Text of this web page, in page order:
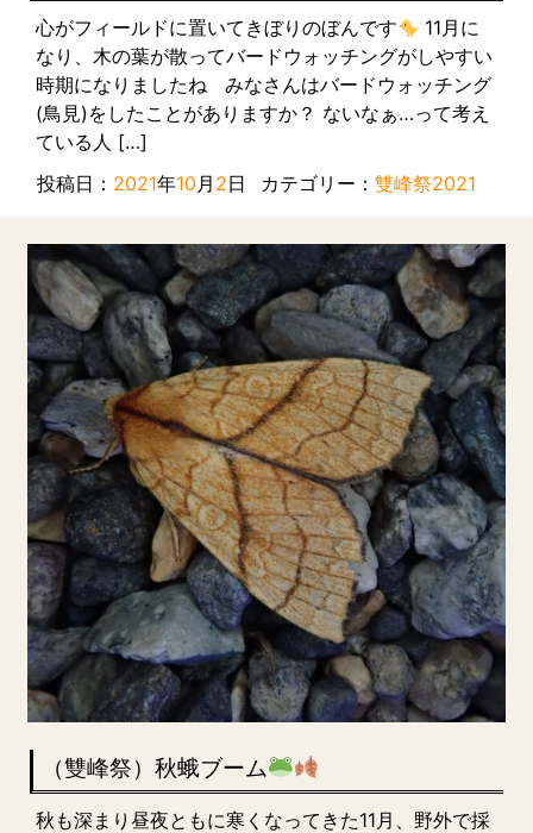
心がフィールドに置いてきぼりのぼんです
11月に
なり、木の葉が散ってバードウォッチングがしやすい
時期になりましたね みなさんはバードウォッチング
(鳥見)をしたことがありますか？ ないなぁ…って考え
ている人 […]
投稿日： 2021年10 月 2日 カテゴリー： 雙峰祭2021
（雙峰祭）秋蛾ブーム
秋も深まり昼夜ともに寒くなってきた11月、野外で採